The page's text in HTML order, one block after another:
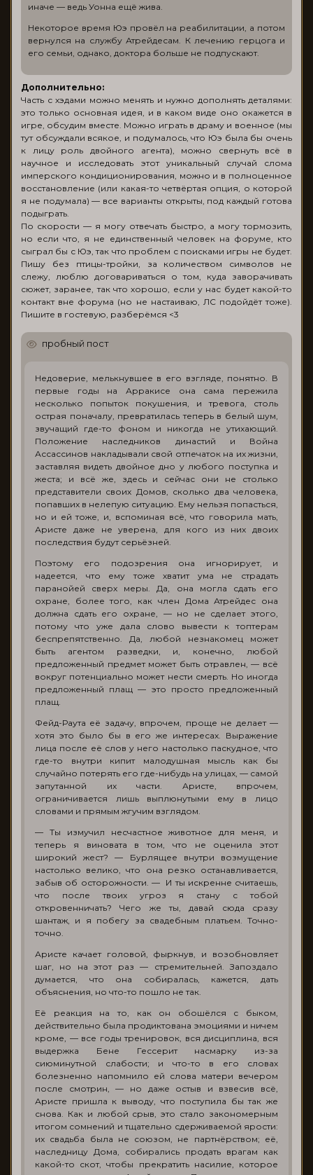
иначе — ведь Уонна ещё жива.
Некоторое время Юэ провёл на реабилитации, а потом
вернулся на службу Атрейдесам. К лечению герцога и
его семьи, однако, доктора больше не подпускают.
Дополнительно:
Часть с хэдами можно менять и нужно дополнять деталями:
это только основная идея, и в каком виде оно окажется в
игре, обсудим вместе. Можно играть в драму и военное (мы
тут обсуждали всякое, и подумалось, что Юэ была бы очень
к лицу роль двойного агента), можно свернуть всё в
научное и исследовать этот уникальный случай слома
имперского кондиционирования, можно и в полноценное
восстановление (или какая-то четвёртая опция, о которой
я не подумала) — все варианты открыты, под каждый готова
подыграть.
По скорости — я могу отвечать быстро, а могу тормозить,
но если что, я не единственный человек на форуме, кто
сыграл бы с Юэ, так что проблем с поисками игры не будет.
Пишу без птицы-тройки, за количеством символов не
слежу, люблю договариваться о том, куда заворачивать
сюжет, заранее, так что хорошо, если у нас будет какой-то
контакт вне форума (но не настаиваю, ЛС подойдёт тоже).
Пишите в гостевую, разберёмся <3
пробный пост
Недоверие, мелькнувшее в его взгляде, понятно. В
первые годы на Арракисе она сама пережила
несколько попыток покушения, и тревога, столь
острая поначалу, превратилась теперь в белый шум,
звучащий где-то фоном и никогда не утихающий.
Положение наследников династий и Война
Ассассинов накладывали свой отпечаток на их жизни,
заставляя видеть двойное дно у любого поступка и
жеста; и всё же, здесь и сейчас они не столько
представители своих Домов, сколько два человека,
попавших в нелепую ситуацию. Ему нельзя попасться,
но и ей тоже, и, вспоминая всё, что говорила мать,
Аристе даже не уверена, для кого из них двоих
последствия будут серьёзней.
Поэтому его подозрения она игнорирует, и
надеется, что ему тоже хватит ума не страдать
паранойей сверх меры. Да, она могла сдать его
охране, более того, как член Дома Атрейдес она
должна сдать его охране, — но не сделает этого,
потому что уже дала слово вывести к топтерам
беспрепятственно. Да, любой незнакомец может
быть агентом разведки, и, конечно, любой
предложенный предмет может быть отравлен, — всё
вокруг потенциально может нести смерть. Но иногда
предложенный плащ — это просто предложенный
плащ.
Фейд-Раута её задачу, впрочем, проще не делает —
хотя это было бы в его же интересах. Выражение
лица после её слов у него настолько паскудное, что
где-то внутри кипит малодушная мысль как бы
случайно потерять его где-нибудь на улицах, — самой
запутанной их части. Аристе, впрочем,
ограничивается лишь выплюнутыми ему в лицо
словами и прямым жгучим взглядом.
— Ты измучил несчастное животное для меня, и
теперь я виновата в том, что не оценила этот
широкий жест? — Бурлящее внутри возмущение
настолько велико, что она резко останавливается,
забыв об осторожности. — И ты искренне считаешь,
что после твоих угроз я стану с тобой
откровенничать? Чего же ты, давай сюда сразу
шантаж, и я побегу за свадебным платьем. Точно-
точно.
Аристе качает головой, фыркнув, и возобновляет
шаг, но на этот раз — стремительней. Запоздало
думается, что она собиралась, кажется, дать
объяснения, но что-то пошло не так.
Её реакция на то, как он обошёлся с быком,
действительно была продиктована эмоциями и ничем
кроме, — все годы тренировок, вся дисциплина, вся
выдержка Бене Гессерит насмарку из-за
сиюминутной слабости; и что-то в его словах
болезненно напомнило ей слова матери вечером
после смотрин, — но даже остыв и взвесив всё,
Аристе пришла к выводу, что поступила бы так же
снова. Как и любой срыв, это стало закономерным
итогом сомнений и тщательно сдерживаемой ярости:
их свадьба была не союзом, не партнёрством; её,
наследницу Дома, собирались продать врагам как
какой-то скот, чтобы прекратить насилие, которое